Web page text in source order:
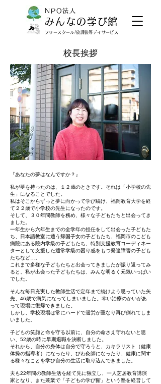
NPO法人
みんなの学び館
​フリースクール/放課後等デイサービス
校長挨拶
『あなたの夢はなんですか？』
私が夢を持ったのは、１２歳のときです。それは「小学校の先
生」になることでした。
私はそこからずっと夢に向かって学び続け、福岡教育大学を経
て２２歳で小学校の先生になったのです。
そして、３０年間教師を務め、様々な子どもたちと出会ってき
ました。
一年生から六年生までの全学年の担任をして出会った子どもた
ち、日本語教室に通う帰国子女の子どもたち、福岡市のこども
病院にある院内学級の子どもたち、特別支援教育コーディネー
ターとして支援した通常学級の困り感をもつ発達障害の子ども
たちなど…。
これまで多様な子どもたちと出会ってきましたが振り返ってみ
ると、私が出会った子どもたちは、みんな明るく元気いっぱい
でした。
そんな毎日充実した教師生活で定年まで続けよう思っていた矢
先、46歳で病気になってしまいました。幸い治療のかいがあ
って現場に復帰できました。
しかし、学校現場は常にハードで過労が重なり再び倒れてしま
いました。
子どもの笑顔と命を守る以前に、自分の命さえ守れないと思
い、52歳の時に早期退職を決断しました。
それから、自分の身体は自分で守ろうと、カキラリスト（健康
体操の指導者）になったり、びわ灸師になったり、健康に関す
る様々なことを学び自分の生活に取り込んできました。
夫も22年間の教師生活を経て先に独立し、一人芝居教育講演
家となり、また兼業で「子どもの学び館」という塾を経営して